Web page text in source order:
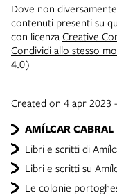
AMÍLCAR CABRAL
Libri e scritti di
Libri e scritti su
Le colonie
Dove non
contenuti presenti su
con licenza Creative
Condividi allo stesso
4.0)
Created on 4 apr